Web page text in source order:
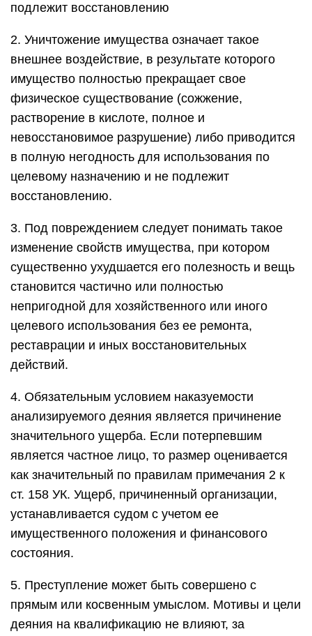
подлежит восстановлению
2. Уничтожение имущества означает такое
внешнее воздействие, в результате которого
имущество полностью прекращает свое
физическое существование (сожжение,
растворение в кислоте, полное и
невосстановимое разрушение) либо приводится
в полную негодность для использования по
целевому назначению и не подлежит
восстановлению.
3. Под повреждением следует понимать такое
изменение свойств имущества, при котором
существенно ухудшается его полезность и вещь
становится частично или полностью
непригодной для хозяйственного или иного
целевого использования без ее ремонта,
реставрации и иных восстановительных
действий.
4. Обязательным условием наказуемости
анализируемого деяния является причинение
значительного ущерба. Если потерпевшим
является частное лицо, то размер оценивается
как значительный по правилам примечания 2 к
ст. 158 УК. Ущерб, причиненный организации,
устанавливается судом с учетом ее
имущественного положения и финансового
состояния.
5. Преступление может быть совершено с
прямым или косвенным умыслом. Мотивы и цели
деяния на квалификацию не влияют, за